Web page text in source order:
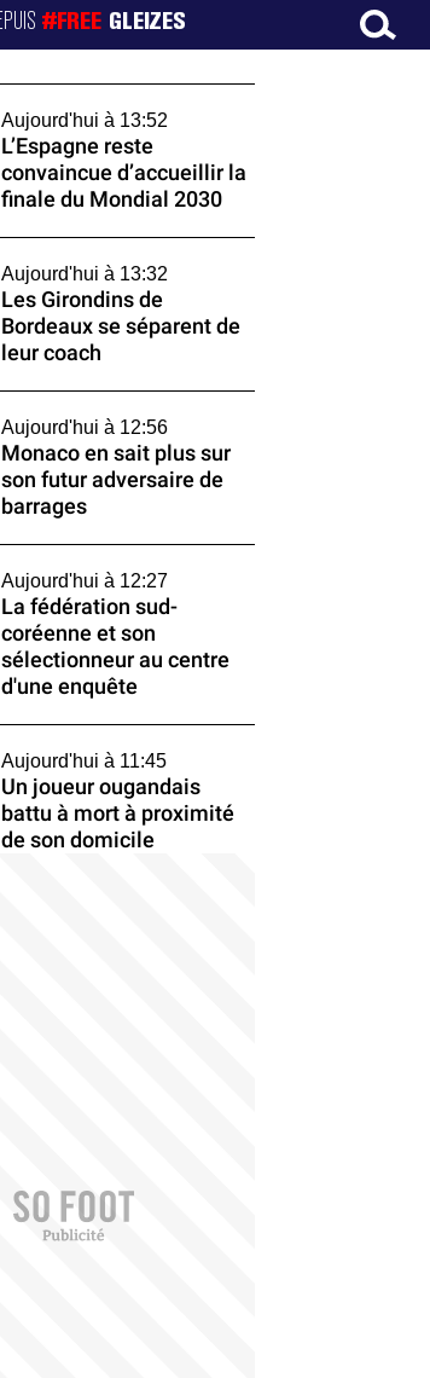
#FREE GLEIZES
Aujourd'hui à 13:52
L’Espagne reste
convaincue d’accueillir la
finale du Mondial 2030
Aujourd'hui à 13:32
Les Girondins de
Bordeaux se séparent de
leur coach
Aujourd'hui à 12:56
Monaco en sait plus sur
son futur adversaire de
barrages
Aujourd'hui à 12:27
La fédération sud-
coréenne et son
sélectionneur au centre
d'une enquête
Aujourd'hui à 11:45
Un joueur ougandais
battu à mort à proximité
de son domicile